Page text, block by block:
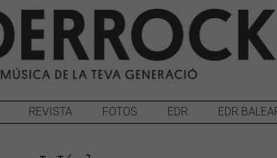
REVISTA FOTOS EDR EDR